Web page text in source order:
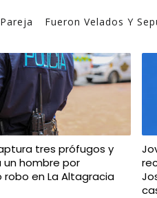
Fueron Velados Y
tres prófugos y
un hombre por
robo en La Altagracia